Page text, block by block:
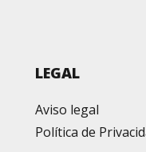
LEGAL
Aviso legal
Política de